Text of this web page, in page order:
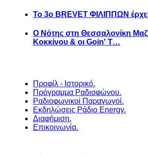
Το 3ο BREVET ΦΙΛΙΠΠΩΝ
Ο Νότης στη Θεσσαλονίκη
Κοκκίνου & οι Goin' T…
Προφίλ - Ιστορικό.
Πρόγραμμα Ραδιοφώνου.
Ραδιοφωνικοί Παραγωγοί.
Εκδηλώσεις Ράδιο Energy.
Διαφήμιση.
Επικοινωνία.